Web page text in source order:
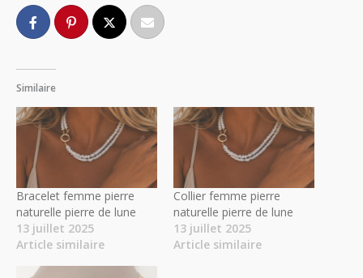
Similaire
Bracelet femme pierre
naturelle pierre de lune
13 juillet 2025
Article similaire
Collier femme pierre
naturelle pierre de lune
13 juillet 2025
Article similaire